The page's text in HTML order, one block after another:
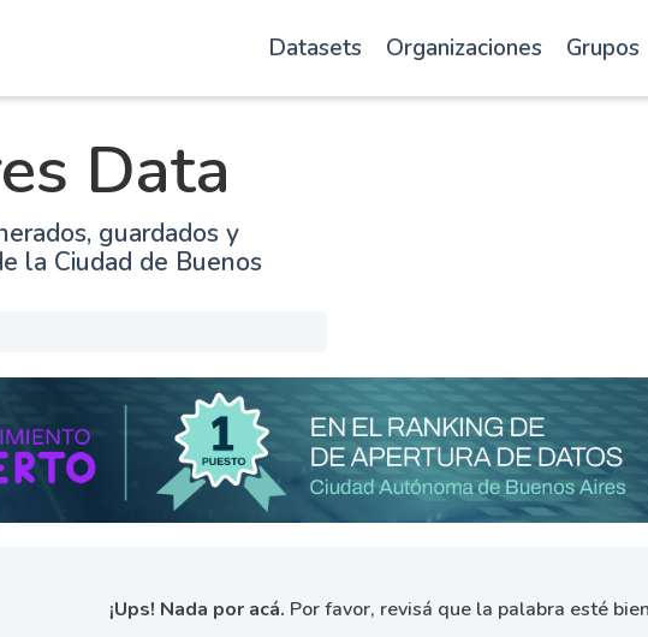
Datasets Organizaciones Grupos
Data
guardados y
la Ciudad de Buenos
¡Ups! Nada por acá. Por favor, revisá que la palabra esté